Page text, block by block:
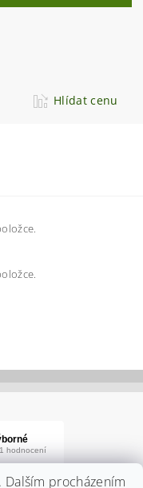
Hlídat cenu
procházením